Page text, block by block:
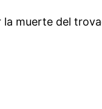
la muerte del